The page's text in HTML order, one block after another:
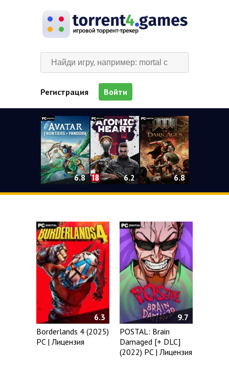
Регистрация Войти
6.8 6.2 6.8
6.3
Borderlands 4 (2025)
PC | Лицензия
9.7
POSTAL: Brain
Damaged [+ DLC]
(2022) PC | Лицензия